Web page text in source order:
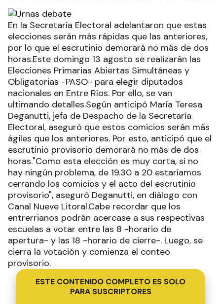
En la Secretaría Electoral adelantaron que estas
elecciones serán más rápidas que las anteriores,
por lo que el escrutinio demorará no más de dos
horas.Este domingo 13 agosto se realizarán las
Elecciones Primarias Abiertas Simultáneas y
Obligatorias -PASO- para elegir diputados
nacionales en Entre Ríos. Por ello, se van
ultimando detalles.Según anticipó María Teresa
Deganutti, jefa de Despacho de la Secretaría
Electoral, aseguró que estos comicios serán más
ágiles que los anteriores. Por esto, anticipó que el
escrutinio provisorio demorará no más de dos
horas."Como esta elección es muy corta, si no
hay ningún problema, de 19.30 a 20 estaríamos
cerrando los comicios y el acto del escrutinio
provisorio", aseguró Deganutti, en diálogo con
Canal Nueve Litoral.Cabe recordar que los
entrerrianos podrán acercase a sus respectivas
escuelas a votar entre las 8 -horario de
apertura- y las 18 -horario de cierre-. Luego, se
cierra la votación y comienza el conteo
provisorio.
ESTE CONTENIDO COMPLETO ES SOLO
PARA SUSCRIPTORES